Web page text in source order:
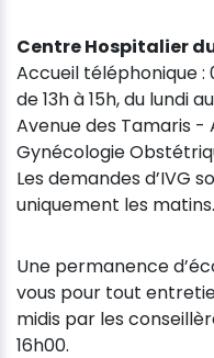
Centre Hospitalier
Accueil téléphonique :
de 13h à 15h, du lundi
Avenue des Tamaris
Gynécologie
Les demandes d’IVG
uniquement les matins.
Une permanence
vous pour tout
midis par les
16h00.